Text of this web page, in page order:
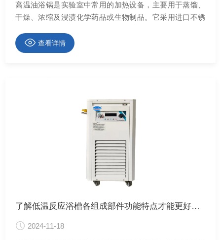
高温油浴锅是实验室中常用的加热设备，主要用于蒸馏、
干燥、浓缩及浸渍化学药品或生物制品。它采用进口不锈
点。
查看详情
了解低温反应浴槽各组成部件功能特点才能更好的使用它
2024-11-18